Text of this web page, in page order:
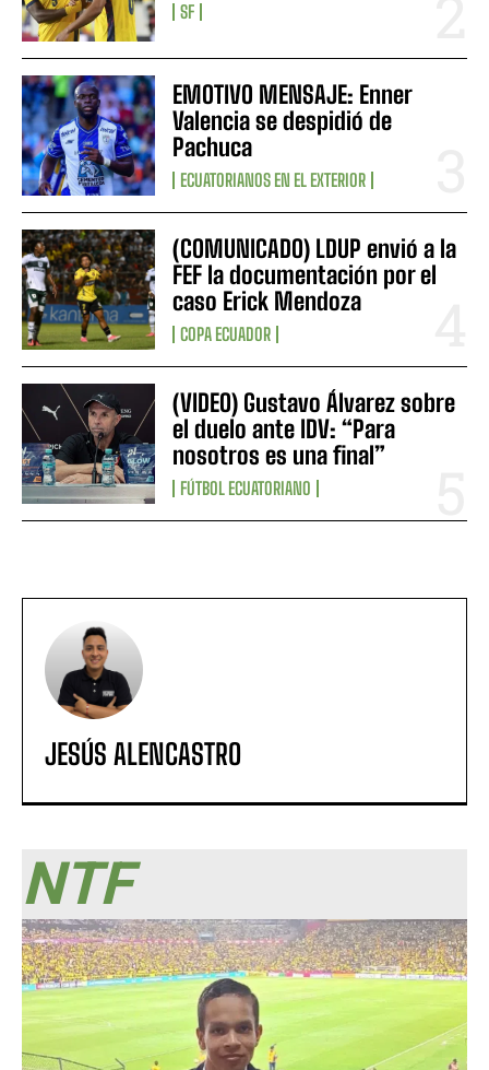
SF
EMOTIVO MENSAJE: Enner
Valencia se despidió de
Pachuca
ECUATORIANOS EN EL EXTERIOR
(COMUNICADO) LDUP envió a la
FEF la documentación por el
caso Erick Mendoza
COPA ECUADOR
(VIDEO) Gustavo Álvarez sobre
el duelo ante IDV: “Para
nosotros es una final”
FÚTBOL ECUATORIANO
JESÚS ALENCASTRO
NTF